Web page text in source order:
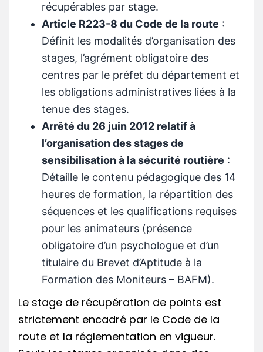
récupérables par stage.
Article R223-8 du Code de la route :
Définit les modalités d’organisation des
stages, l’agrément obligatoire des
centres par le préfet du département et
les obligations administratives liées à la
tenue des stages.
Arrêté du 26 juin 2012 relatif à
l’organisation des stages de
sensibilisation à la sécurité routière :
Détaille le contenu pédagogique des 14
heures de formation, la répartition des
séquences et les qualifications requises
pour les animateurs (présence
obligatoire d’un psychologue et d’un
titulaire du Brevet d’Aptitude à la
Formation des Moniteurs – BAFM).
Le stage de récupération de points est
strictement encadré par le Code de la
route et la réglementation en vigueur.